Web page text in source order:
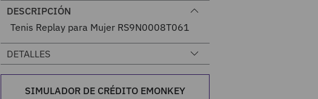
DESCRIPCIÓN
Tenis Replay para Mujer RS9N0008T061
DETALLES
SIMULADOR DE CRÉDITO EMONKEY